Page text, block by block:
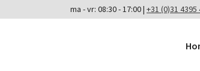
ma - vr: 08:30 - 17:00 | +31 (0)31 4395